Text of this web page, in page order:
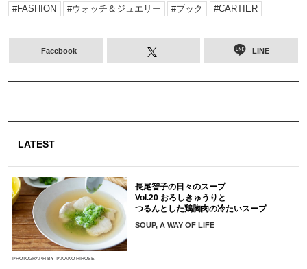
FASHION ウォッチ＆ジュエリー ブック CARTIER
Facebook LINE
LATEST
PHOTOGRAPH BY TAKAKO HIROSE
長尾智子の日々のスープ
Vol.20 おろしきゅうりと
つるんとした鶏胸肉の冷たいスープ
SOUP, A WAY OF LIFE